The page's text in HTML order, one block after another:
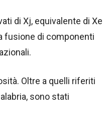
di Xj, equivalente di Xe
fusione di componenti
Oltre a quelli riferiti
sono stati